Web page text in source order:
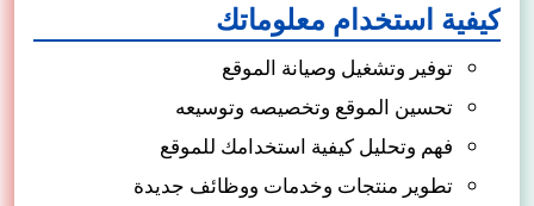
كيفية استخدام معلوماتك
توفير وتشغيل وصيانة الموقع
تحسين الموقع وتخصيصه وتوسيعه
فهم وتحليل كيفية استخدامك للموقع
تطوير منتجات وخدمات ووظائف جديدة